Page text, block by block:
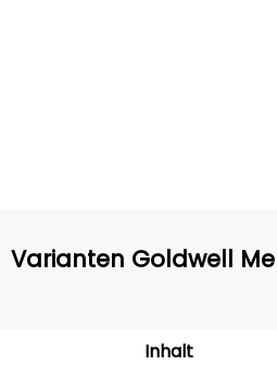
Varianten Goldwell
Inhalt